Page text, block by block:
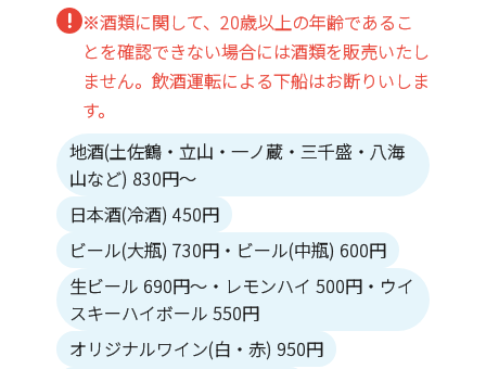
※酒類に関して、20歳以上の年齢であるこ
とを確認できない場合には酒類を販売いたし
ません。飲酒運転による下船はお断りいしま
す。
地酒(土佐鶴・立山・一ノ蔵・三千盛・八海
山など) 830円～
日本酒(冷酒) 450円
ビール(大瓶) 730円・ビール(中瓶) 600円
生ビール 690円～・レモンハイ 500円・ウイ
スキーハイボール 550円
オリジナルワイン(白・赤) 950円